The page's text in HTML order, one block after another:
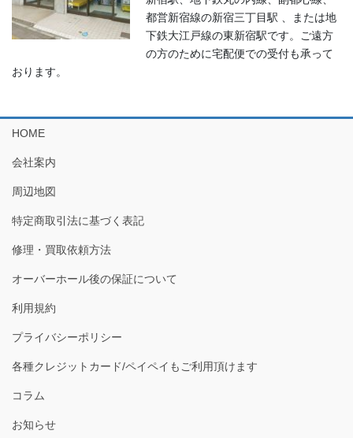
都営新宿線の新宿三丁目駅 、または地
下鉄大江戸線の東新宿駅です。ご遠方
の方のために宅配便での受付も承って
おります。
HOME
会社案内
周辺地図
特定商取引法に基づく表記
修理・買取依頼方法
オーバーホール後の保証について
利用規約
プライバシーポリシー
各種クレジットカード/ペイペイもご利用頂けます
コラム
お知らせ